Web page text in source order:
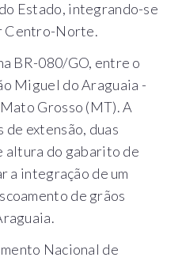
Estado, integrando-se
Centro-Norte.
BR-080/GO, entre o
Miguel do Araguaia -
Grosso (MT). A
extensão, duas
altura do gabarito de
a integração de um
de grãos
Nacional de